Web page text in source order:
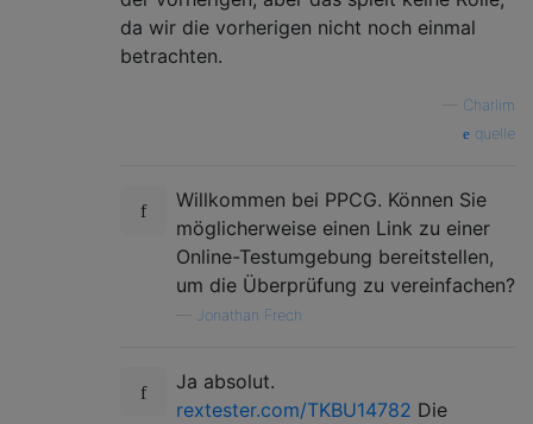
da wir die vorherigen nicht noch einmal
betrachten.
Charlim
quelle
Willkommen bei PPCG. Können Sie
möglicherweise einen Link zu einer
Online-Testumgebung bereitstellen,
um die Überprüfung zu vereinfachen?
Jonathan Frech
Ja absolut.
rextester.com/TKBU14782 Die